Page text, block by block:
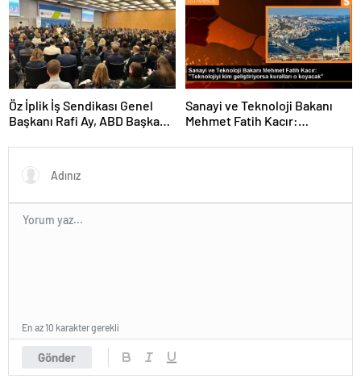
gerçekleştirdi
Öz İplik İş Sendikası Genel
Başkanı Rafi Ay, ABD Başkanı
ile görüştü
Sanayi ve Teknoloji Bakanı
Mehmet Fatih Kacır:
kuralları o koyacak”
Gönder
En az 10 karakter gerekli